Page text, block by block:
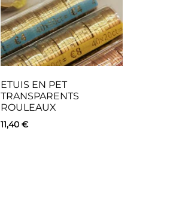
ETUIS EN PET
TRANSPARENTS
ROULEAUX
11,40€